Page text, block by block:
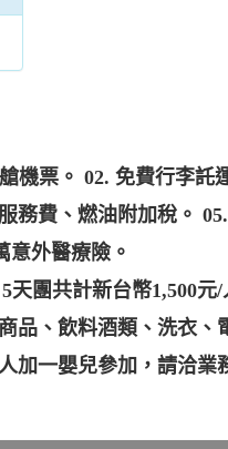
機票。 02. 免費行李託
務費、燃油附加稅。
意外醫療險。
團共計新台幣1,500
品、飲料酒類、洗衣
加一嬰兒參加，請洽業